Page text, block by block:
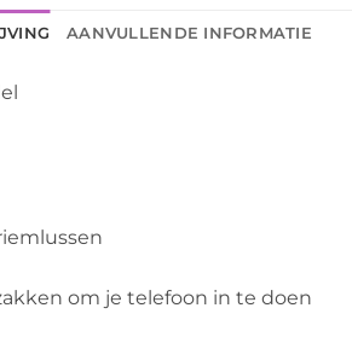
AANVULLENDE INFORMATIE
om je telefoon in te doen